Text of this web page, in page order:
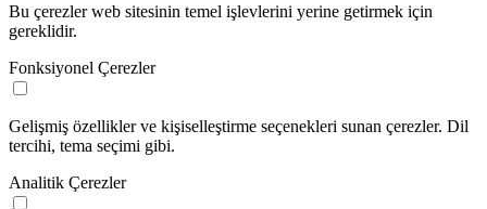
Bu çerezler web sitesinin temel işlevlerini yerine getirmek için
gereklidir.
Fonksiyonel Çerezler
Gelişmiş özellikler ve kişiselleştirme seçenekleri sunan çerezler. Dil
tercihi, tema seçimi gibi.
Analitik Çerezler